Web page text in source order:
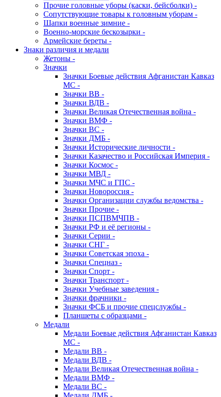
Прочие головные уборы (каски, бейсболки) -
Сопутствующие товары к головным уборам -
Шапки военные зимние -
Военно-морские бескозырки -
Армейские береты -
Знаки различия и медали
Жетоны -
Значки
Значки Боевые действия Афганистан Кавказ
МС -
Значки ВВ -
Значки ВДВ -
Значки Великая Отечественная война -
Значки ВМФ -
Значки ВС -
Значки ДМБ -
Значки Исторические личности -
Значки Казачество и Российская Империя -
Значки Космос -
Значки МВД -
Значки МЧС и ГПС -
Значки Новороссия -
Значки Организации службы ведомства -
Значки Прочие -
Значки ПСПВМЧПВ -
Значки РФ и её регионы -
Значки Серии -
Значки СНГ -
Значки Советская эпоха -
Значки Спецназ -
Значки Спорт -
Значки Транспорт -
Значки Учебные заведения -
Значки фрачники -
Значки ФСБ и прочие спецслужбы -
Планшеты с образцами -
Медали
Медали Боевые действия Афганистан Кавказ
МС -
Медали ВВ -
Медали ВДВ -
Медали Великая Отечественная война -
Медали ВМФ -
Медали ВС -
Медали ДМБ -